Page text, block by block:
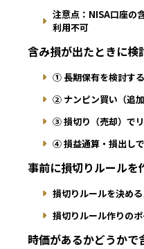
注意点：NISA口座の
利用不可
含み損が出たときに検
① 長期保有を検討する
② ナンピン買い（追
③ 損切り（売却）で
④ 損益通算・損出し
事前に損切りルールを
損切りルールを決め
損切りルール作りの
時価があるかどうかで